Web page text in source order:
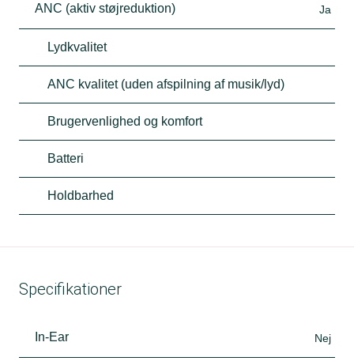
ANC (aktiv støjreduktion) Ja
Lydkvalitet
ANC kvalitet (uden afspilning af musik/lyd)
Brugervenlighed og komfort
Batteri
Holdbarhed
Specifikationer
In-Ear Nej